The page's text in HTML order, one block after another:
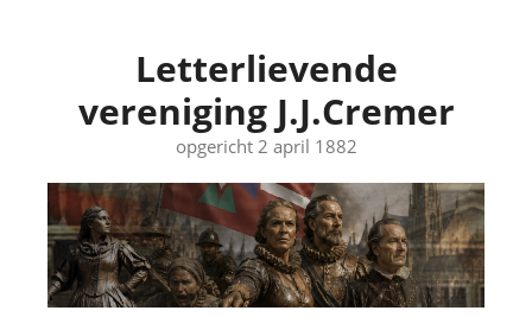
Letterlievende
vereniging J.J.Cremer
opgericht 2 april 1882